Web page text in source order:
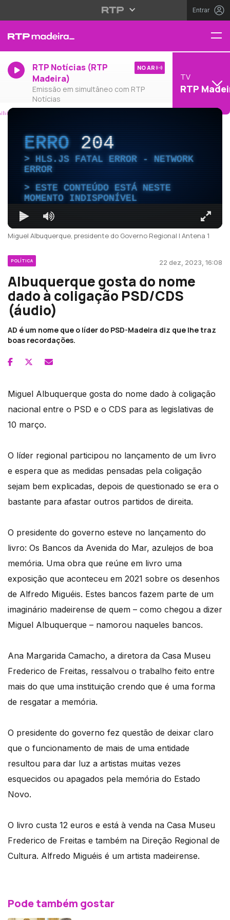
Entrar
RTP Notícias (RTP
Madeira)
Emissão em simultâneo com RTP
Notícias
NO AR
TV
RTP
ERRO204
HLS.JS FATAL ERROR - NETWORK
ERROR
ESTE CONTEÚDO ESTÁ NESTE
MOMENTO INDISPONÍVEL
Miguel Albuquerque, presidente do Governo Regional | Antena 1
POLÍTICA 22 dez, 2023, 16:08
Albuquerque gosta do nome
dado à coligação PSD/CDS
(áudio)
AD é um nome que o líder do PSD-Madeira diz que lhe traz
boas recordações.
Miguel Albuquerque gosta do nome dado à coligação
nacional entre o PSD e o CDS para as legislativas de
10 março.
O líder regional participou no lançamento de um livro
e espera que as medidas pensadas pela coligação
sejam bem explicadas, depois de questionado se era o
bastante para afastar outros partidos de direita.
O presidente do governo esteve no lançamento do
livro: Os Bancos da Avenida do Mar, azulejos de boa
memória. Uma obra que reúne em livro uma
exposição que aconteceu em 2021 sobre os desenhos
de Alfredo Miguéis. Estes bancos fazem parte de um
imaginário madeirense de quem – como chegou a dizer
Miguel Albuquerque – namorou naqueles bancos.
Ana Margarida Camacho, a diretora da Casa Museu
Frederico de Freitas, ressalvou o trabalho feito entre
mais do que uma instituição crendo que é uma forma
de resgatar a memória.
O presidente do governo fez questão de deixar claro
que o funcionamento de mais de uma entidade
resultou para dar luz a artistas muitas vezes
esquecidos ou apagados pela memória do Estado
Novo.
O livro custa 12 euros e está à venda na Casa Museu
Frederico de Freitas e também na Direção Regional de
Cultura. Alfredo Miguéis é um artista madeirense.
Pode também gostar